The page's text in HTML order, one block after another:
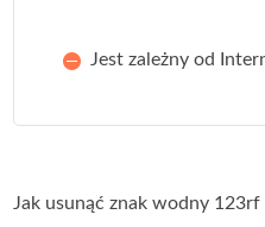
Jest zależny od
Jak usunąć znak wodny